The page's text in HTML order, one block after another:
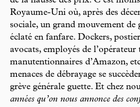
Royaume-Uni où, après des
sociale, un grand mouvement de
éclaté en fanfare. Dockers,
avocats, employés de
manutentionnaires d’Amazon,
menaces de débrayage se
grève générale guette. Et chez
années qu’on nous annonce des